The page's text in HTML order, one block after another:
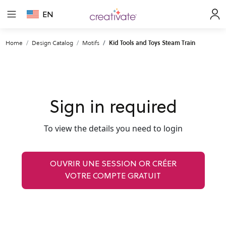
EN
Home Design Catalog Motifs Kid Tools and Toys Steam Train
Sign in required
To view the details you need to login
OUVRIR UNE SESSION OR CRÉER
VOTRE COMPTE GRATUIT